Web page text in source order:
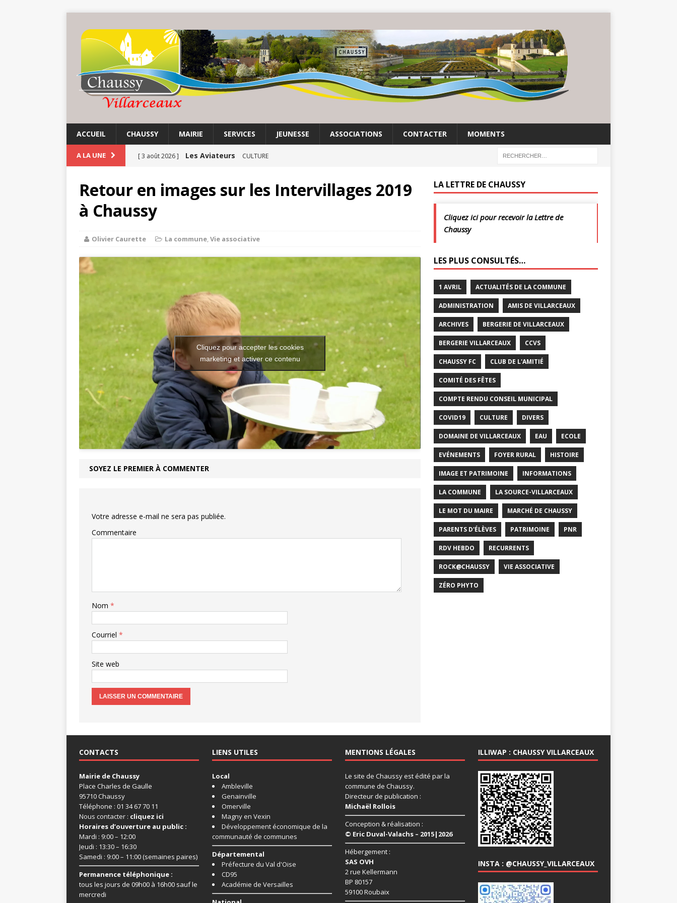
ACCUEIL CHAUSSY MAIRIE SERVICES JEUNESSE ASSOCIATIONS CONTACTER MOMENTS
A LA UNE [ 3 août 2026 ] Les Aviateurs CULTURE
[ 1 août 2026 ] Balade au crépuscule | Villarceaux | 1 août ACTUALITÉS DE LA
COMMUNE
[ 17 juillet 2026 ] Balades extraordinaires | 26 juillet | Villarceaux
DE LA COMMUNE
[ 3 août 2026 ] Ninon de Lenclos
Retour en images sur les Intervillages 2019
à Chaussy
Olivier Caurette La commune,Vie associative
Cliquez pour accepter les cookies
marketing et activer ce contenu
SOYEZ LE PREMIER À COMMENTER
Votre adresse e-mail ne sera pas publiée.
Commentaire
Nom *
Courriel *
Site web
LA LETTRE DE CHAUSSY
Cliquez ici pour recevoir la Lettre de
Chaussy
LES PLUS CONSULTÉS…
1 AVRIL ACTUALITÉS DE LA COMMUNE
ADMINISTRATION AMIS DE VILLARCEAUX
ARCHIVES BERGERIE DE VILLARCEAUX
BERGERIE VILLARCEAUX CCVS
CHAUSSY FC CLUB DE L'AMITIÉ
COMITÉ DES FÊTES
COMPTE RENDU CONSEIL MUNICIPAL
COVID19 CULTURE DIVERS
DOMAINE DE VILLARCEAUX EAU ECOLE
EVÉNEMENTS FOYER RURAL HISTOIRE
IMAGE ET PATRIMOINE INFORMATIONS
LA COMMUNE LA SOURCE-VILLARCEAUX
LE MOT DU MAIRE MARCHÉ DE CHAUSSY
PARENTS D'ÉLÈVES PATRIMOINE PNR
RDV HEBDO RECURRENTS
ROCK@CHAUSSY VIE ASSOCIATIVE
ZÉRO PHYTO
CONTACTS
Mairie de Chaussy
Place Charles de Gaulle
95710 Chaussy
Téléphone : 01 34 67 70 11
Nous contacter : cliquez ici
Horaires d’ouverture au public :
Mardi : 9:00 – 12:00
Jeudi : 13:30 – 16:30
Samedi : 9:00 – 11:00 (semaines paires)
Permanence téléphonique :
tous les jours de 09h00 à 16h00 sauf le
mercredi
LIENS UTILES
Local
Ambleville
Genainville
Omerville
Magny en Vexin
Développement économique de la
communauté de communes
Départemental
Préfecture du Val d'Oise
CD95
Académie de Versailles
MENTIONS LÉGALES
Le site de Chaussy est édité par la
commune de Chaussy.
Directeur de publication :
Michaël Rollois
Conception & réalisation :
© Eric Duval-Valachs – 2015|2026
Hébergement :
SAS OVH
2 rue Kellermann
BP 80157
59100 Roubaix
ILLIWAP : CHAUSSY VILLARCEAUX
INSTA : @CHAUSSY_VILLARCEAUX